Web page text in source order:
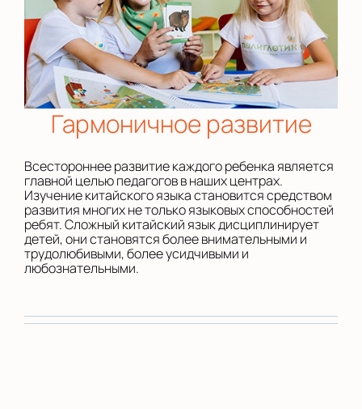
Гармоничное развитие
Всестороннее развитие каждого ребенка является
главной целью педагогов в наших центрах.
Изучение китайского языка становится средством
развития многих не только языковых способностей
ребят. Сложный китайский язык дисциплинирует
детей, они становятся более внимательными и
трудолюбивыми, более усидчивыми и
любознательными.